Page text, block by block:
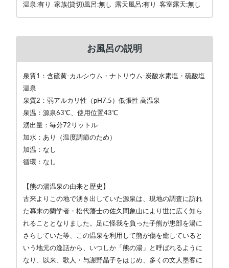
温泉:有り 家族(貸切)風呂:無し 露天風呂:有り 客室露天:無し
お風呂の説明
泉質1：含硫黄-カルシウム・ナトリウム-炭酸水素塩・硫酸塩
温泉
泉質2：弱アルカリ性（pH7.5）低張性 高温泉
泉温：源泉63℃、使用位置43℃
湧出量：毎分72リットル
加水：あり（温度調節のため）
加温：なし
循環：なし
【熊の湯温泉の由来と歴史】
古来よりこの地で湧き出していた源泉は、現地の調査に訪れ
た幕末の蘭学者・松代藩士の佐久間象山により世に広く知ら
れることとなりました。足に怪我を負った子熊が患部を湯に
さらしていた等、この温泉を利用して熊が傷を癒していると
いう地元の逸話から、いつしか「熊の湯」と呼ばれるように
なり、以来、歌人・与謝野晶子をはじめ、多くの文人墨客に